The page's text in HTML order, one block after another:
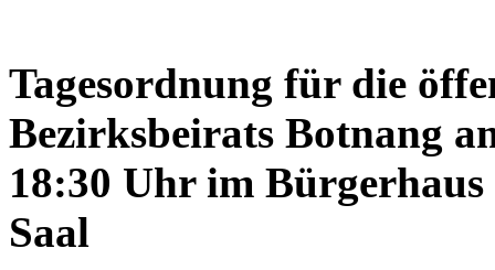
Tagesordnung für die
Bezirksbeirats Botnang
18:30 Uhr im
Saal